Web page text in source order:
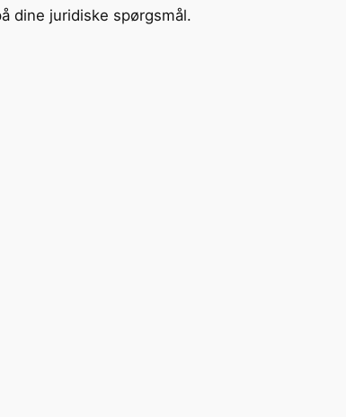
dine juridiske spørgsmål.